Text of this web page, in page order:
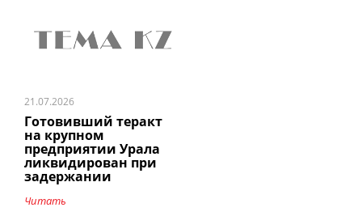
21.07.2026
Готовивший теракт
на крупном
предприятии Урала
ликвидирован при
задержании
Читать